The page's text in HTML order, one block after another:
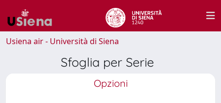
Usiena air - Università di Siena
Sfoglia per Serie
Opzioni